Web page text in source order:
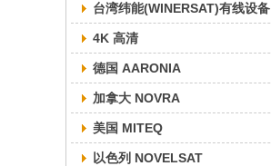
台湾纬能(WINERSAT)有线设备
4K 高清
德国 AARONIA
加拿大 NOVRA
美国 MITEQ
以色列 NOVELSAT